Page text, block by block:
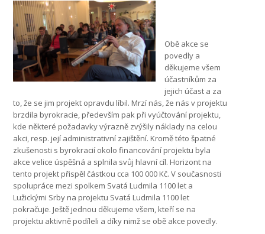
Obě akce se
povedly a
děkujeme všem
účastníkům za
jejich účast a za
to, že se jim projekt opravdu líbil. Mrzí nás, že nás v projektu
brzdila byrokracie, především pak při vyúčtování projektu,
kde některé požadavky výrazně zvýšily náklady na celou
akci, resp. její administrativní zajištění. Kromě této špatné
zkušenosti s byrokracií okolo financování projektu byla
akce velice úspěšná a splnila svůj hlavní cíl. Horizont na
tento projekt přispěl částkou cca 100 000 Kč. V současnosti
spolupráce mezi spolkem Svatá Ludmila 1100 let a
Lužickými Srby na projektu Svatá Ludmila 1100 let
pokračuje. Ještě jednou děkujeme všem, kteří se na
projektu aktivně podíleli a díky nimž se obě akce povedly.